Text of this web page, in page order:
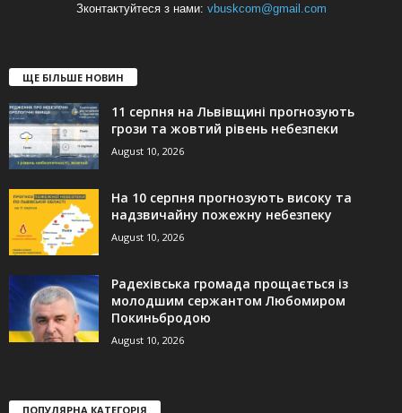
Зконтактуйтеся з нами: vbuskcom@gmail.com
ЩЕ БІЛЬШЕ НОВИН
11 серпня на Львівщині прогнозують
грози та жовтий рівень небезпеки
August 10, 2026
На 10 серпня прогнозують високу та
надзвичайну пожежну небезпеку
August 10, 2026
Радехівська громада прощається із
молодшим сержантом Любомиром
Покиньбродою
August 10, 2026
ПОПУЛЯРНА КАТЕГОРІЯ